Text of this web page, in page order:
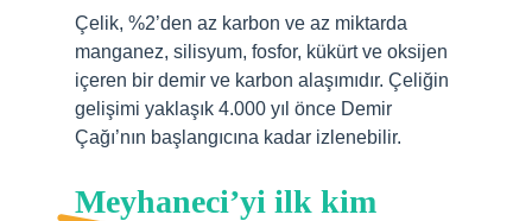
Çelik, %2’den az karbon ve az miktarda
manganez, silisyum, fosfor, kükürt ve oksijen
içeren bir demir ve karbon alaşımıdır. Çeliğin
gelişimi yaklaşık 4.000 yıl önce Demir
Çağı’nın başlangıcına kadar izlenebilir.
Meyhaneci’yi ilk kim